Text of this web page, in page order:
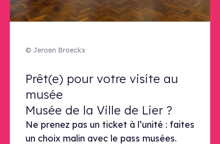
© Jeroen Broeckx
Prêt(e) pour votre visite au
Prêt(e) pour votre visite au
musée
Musée de la Ville de Lier ?
Ne prenez pas un ticket à l’unité : faites
un choix malin avec le pass musées.